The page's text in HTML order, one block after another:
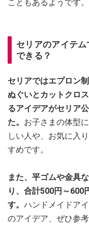
こともあるようです
セリアのアイテ
できる？
セリアではエプロン
ぬぐいとカットクロ
るアイデアがセリア
た。 お子さまの体型
しい人や、お気に入
すめです。
また、平ゴムや金具
り、合計500円～600
す。 ハンドメイドア
のアイデア、ぜひ参